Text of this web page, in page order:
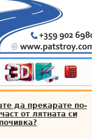
да прекарате по-
от лятната си
почивка?